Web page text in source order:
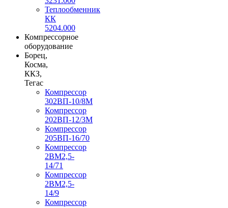
Теплообменник
КК
5204.000
Компрессорное
оборудование
Борец,
Косма,
ККЗ,
Тегас
Компрессор
302ВП-10/8М
Компрессор
202ВП-12/3М
Компрессор
205ВП-16/70
Компрессор
2ВМ2,5-
14/71
Компрессор
2ВМ2,5-
14/9
Компрессор